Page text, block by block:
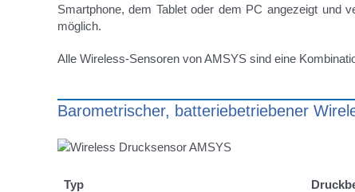
Smartphone, dem Tablet oder dem PC angezeigt und
möglich.
Alle Wireless-Sensoren von AMSYS sind eine
Barometrischer, batteriebetriebener
Typ